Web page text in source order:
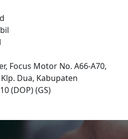
Focus Motor No. A66-A70,
Dua, Kabupaten
(DOP) (GS)